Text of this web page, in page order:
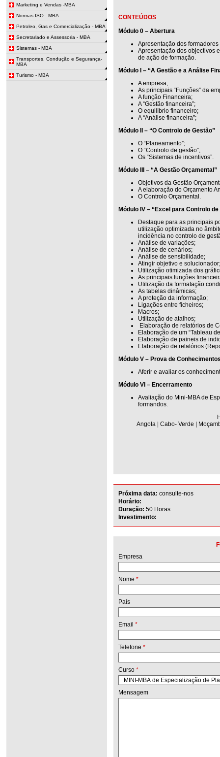
Marketing e Vendas -MBA
Normas ISO - MBA
Petroleo, Gas e Comercialização - MBA
Secretariado e Assessoria - MBA
Sistemas - MBA
Transportes, Condução e Segurança-
MBA
Turismo - MBA
CONTEÚDOS
Módulo 0 – Abertura
Apresentação dos
Apresentação dos objectivos
de ação de formação.
Módulo I – “A Gestão e a Análise
A empresa;
As principais “Funções” da
A função Financeira;
A “Gestão financeira”;
O equilíbrio financeiro;
A “Análise financeira”;
Módulo II – “O Controlo de Gestão”
O “Planeamento”;
O “Controlo de gestão”;
Os “Sistemas de incentivos”.
Módulo III – “A Gestão Orçamental”
Objetivos da Gestão
A elaboração do Orçamento
O Controlo Orçamental.
Módulo IV – “Excel para Controlo
Destaque para as principais
utilização optimizada no
incidência no controlo de
Análise de variações;
Análise de cenários;
Análise de sensibilidade;
Atingir objetivo e solucionador;
Utilização otimizada dos
As principais funções
Utilização da formatação
As tabelas dinâmicas;
A proteção da informação;
Ligações entre ficheiros;
Macros;
Utilização de atalhos;
Elaboração de relatórios de
Elaboração de um “Tableau
Elaboração de paineis de
Elaboração de relatórios
Módulo V – Prova de
Aferir e avaliar os
Módulo VI – Encerramento
Avaliação do Mini-MBA de
formandos.
Angola | Cabo- Verde |
Próxima data: consulte-nos
Horário:
Duração: 50 Horas
Investimento:
Empresa
Nome *
País
Email *
Telefone *
Curso *
Mensagem